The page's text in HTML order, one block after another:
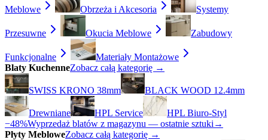
Meblowe Obrzeża i Akcesoria Systemy
Przesuwne Okucia Meblowe Zabudowy
Funkcjonalne
Materiały Montażowe
Blaty KuchenneZobacz całą kategorię →
SWISS KRONO 38mm BLACK WOOD 12.4mm
Drewniane HPL Service
HPL Biuro-Styl
−48%Wyprzedaż blatów z magazynu — ostatnie sztuki →
Płyty MebloweZobacz całą kategorię →